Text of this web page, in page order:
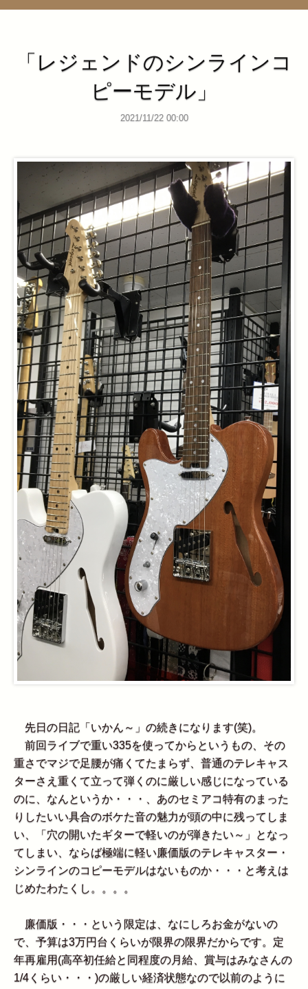
「レジェンドのシンラインコ
ピーモデル」
2021/11/22 00:00
先日の日記「いかん～」の続きになります(笑)。
前回ライブで重い335を使ってからというもの、その
重さでマジで足腰が痛くてたまらず、普通のテレキャス
ターさえ重くて立って弾くのに厳しい感じになっている
のに、なんというか・・・、あのセミアコ特有のまった
りしたいい具合のボケた音の魅力が頭の中に残ってしま
い、「穴の開いたギターで軽いのが弾きたい～」となっ
てしまい、ならば極端に軽い廉価版のテレキャスター・
シンラインのコピーモデルはないものか・・・と考えは
じめたわたくし。。。。
廉価版・・・という限定は、なにしろお金がないの
で、予算は3万円台くらいが限界の限界だからです。定
年再雇用(高卒初任給と同程度の月給、賞与はみなさんの
1/4くらい・・・)の厳しい経済状態なので以前のように